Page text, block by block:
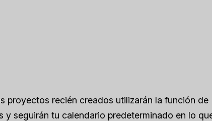
proyectos recién creados utilizarán la función de
y seguirán tu calendario predeterminado en lo